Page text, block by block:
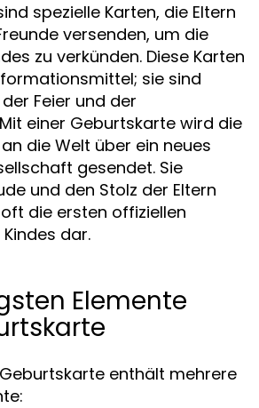
spezielle Karten, die Eltern
versenden, um die
zu verkünden. Diese Karten
sie sind
Feier und der
einer Geburtskarte wird die
die Welt über ein neues
gesendet. Sie
und den Stolz der Eltern
die ersten offiziellen
dar.
Elemente
enthält mehrere